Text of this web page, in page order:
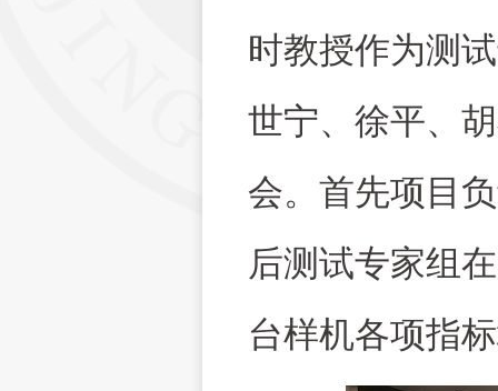
时教授作为测
世宁、徐平、
会。首先项目
后测试专家组
台样机各项指